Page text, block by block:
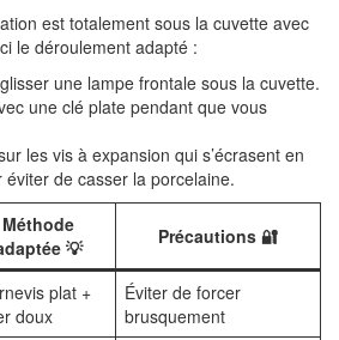
est totalement sous la cuvette avec
le déroulement adapté :
une lampe frontale sous la cuvette.
une clé plate pendant que vous
les vis à expansion qui s’écrasent en
de casser la porcelaine.
Méthode
💡
Précautions 🔐
plat +
doux
Éviter de forcer
brusquement